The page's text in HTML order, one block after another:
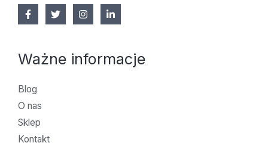
Ważne informacje
Blog
O nas
Sklep
Kontakt